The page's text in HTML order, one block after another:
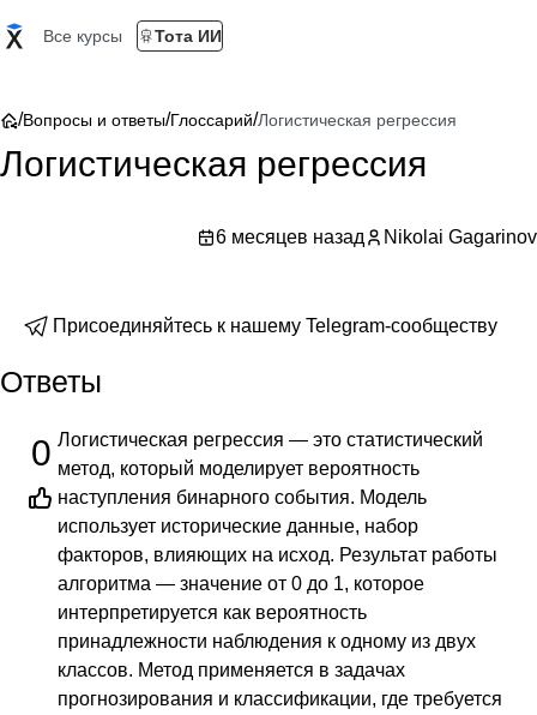
Все курсы Тота ИИ
/Вопросы и ответы/Глоссарий/Логистическая регрессия
Логистическая регрессия
6 месяцев назад Nikolai Gagarinov
Присоединяйтесь к нашему Telegram-сообществу
Ответы
0 Логистическая регрессия — это статистический
метод, который моделирует вероятность
наступления бинарного события. Модель
использует исторические данные, набор
факторов, влияющих на исход. Результат работы
алгоритма — значение от 0 до 1, которое
интерпретируется как вероятность
принадлежности наблюдения к одному из двух
классов. Метод применяется в задачах
прогнозирования и классификации, где требуется